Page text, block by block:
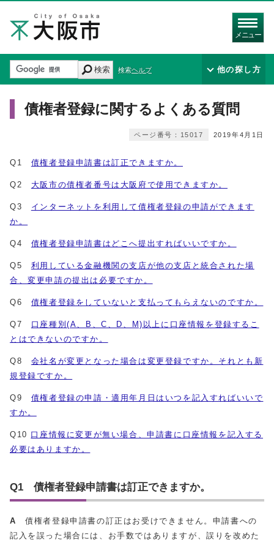
メニュー
検索 検索ヘルプ 他の探し方
債権者登録に関するよくある質問
2019年4月1日
ページ番号：15017
Q1 債権者登録申請書は訂正できますか。
Q2 大阪市の債権者番号は大阪府で使用できますか。
Q3 インターネットを利用して債権者登録の申請ができます
か。
Q4 債権者登録申請書はどこへ提出すればいいですか。
Q5 利用している金融機関の支店が他の支店と統合された場
合、変更申請の提出は必要ですか。
Q6 債権者登録をしていないと支払ってもらえないのですか。
Q7 口座種別(A、B、C、D、M)以上に口座情報を登録するこ
とはできないのですか。
Q8 会社名が変更となった場合は変更登録ですか。それとも新
規登録ですか。
Q9 債権者登録の申請・適用年月日はいつを記入すればいいで
すか。
Q10 口座情報に変更が無い場合、申請書に口座情報を記入する
必要はありますか。
Q1 債権者登録申請書は訂正できますか。
A
債権者登録申請書の訂正はお受けできません。申請書への
記入を誤った場合には、お手数ではありますが、誤りを改めた